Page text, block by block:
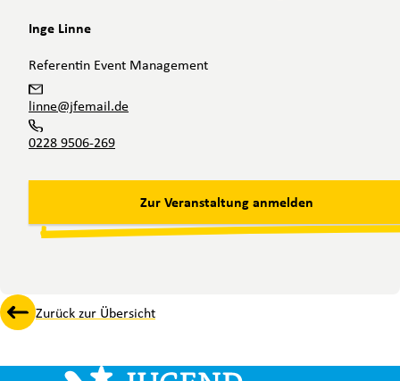
Inge Linne
Referentin Event Management
linne@jfemail.de
0228 9506-269
Zur Veranstaltung anmelden
Zurück zur Übersicht